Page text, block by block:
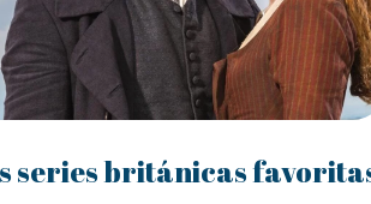
series británicas